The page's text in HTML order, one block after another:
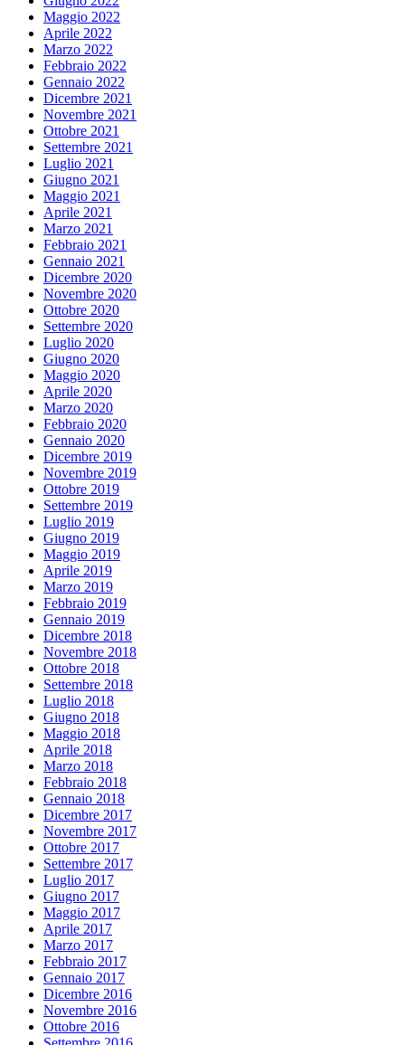
Maggio 2022
Aprile 2022
Marzo 2022
Febbraio 2022
Gennaio 2022
Dicembre 2021
Novembre 2021
Ottobre 2021
Settembre 2021
Luglio 2021
Giugno 2021
Maggio 2021
Aprile 2021
Marzo 2021
Febbraio 2021
Gennaio 2021
Dicembre 2020
Novembre 2020
Ottobre 2020
Settembre 2020
Luglio 2020
Giugno 2020
Maggio 2020
Aprile 2020
Marzo 2020
Febbraio 2020
Gennaio 2020
Dicembre 2019
Novembre 2019
Ottobre 2019
Settembre 2019
Luglio 2019
Giugno 2019
Maggio 2019
Aprile 2019
Marzo 2019
Febbraio 2019
Gennaio 2019
Dicembre 2018
Novembre 2018
Ottobre 2018
Settembre 2018
Luglio 2018
Giugno 2018
Maggio 2018
Aprile 2018
Marzo 2018
Febbraio 2018
Gennaio 2018
Dicembre 2017
Novembre 2017
Ottobre 2017
Settembre 2017
Luglio 2017
Giugno 2017
Maggio 2017
Aprile 2017
Marzo 2017
Febbraio 2017
Gennaio 2017
Dicembre 2016
Novembre 2016
Ottobre 2016